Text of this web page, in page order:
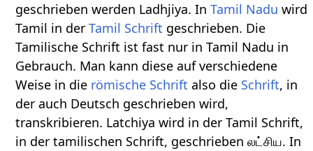
geschrieben werden Ladhjiya. InTamil Nadu wird
Tamil in derTamil Schrift geschrieben. Die
Tamilische Schrift ist fast nur in Tamil Nadu in
Gebrauch. Man kann diese auf verschiedene
Weise in die römische Schrift also die Schrift, in
der auch Deutsch geschrieben wird,
transkribieren. Latchiya wird in der Tamil Schrift,
in der tamilischen Schrift, geschrieben லட்சிய. In